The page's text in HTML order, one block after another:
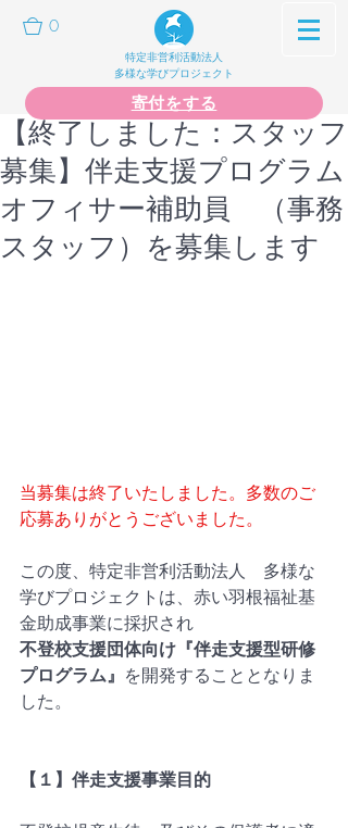
0
特定非営利活動法人
多様な学びプロジェクト
寄付をする
【終了しました：スタッフ
募集】伴走支援プログラム
オフィサー補助員 （事務
スタッフ）を募集します
当募集は終了いたしました。多数のご
応募ありがとうございました。
この度、特定非営利活動法人　多様な
学びプロジェクトは、赤い羽根福祉基
金助成事業に採択され
不登校支援団体向け『伴走支援型研修
プログラム』
を開発することとなりま
した。
【１】伴走支援事業目的